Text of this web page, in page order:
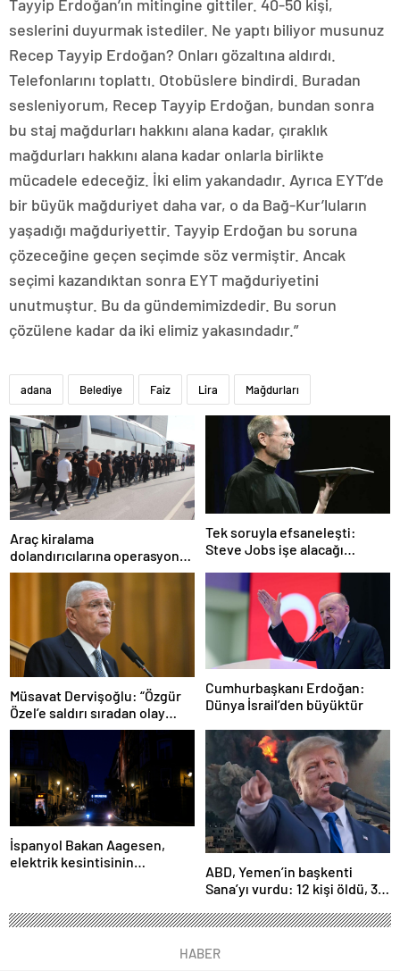
Tayyip Erdoğan’ın mitingine gittiler. 40-50 kişi,
seslerini duyurmak istediler. Ne yaptı biliyor musunuz
Recep Tayyip Erdoğan? Onları gözaltına aldırdı.
Telefonlarını toplattı. Otobüslere bindirdi. Buradan
sesleniyorum, Recep Tayyip Erdoğan, bundan sonra
bu staj mağdurları hakkını alana kadar, çıraklık
mağdurları hakkını alana kadar onlarla birlikte
mücadele edeceğiz. İki elim yakandadır. Ayrıca EYT’de
bir büyük mağduriyet daha var, o da Bağ-Kur’luların
yaşadığı mağduriyettir. Tayyip Erdoğan bu soruna
çözeceğine geçen seçimde söz vermiştir. Ancak
seçimi kazandıktan sonra EYT mağduriyetini
unutmuştur. Bu da gündemimizdedir. Bu sorun
çözülene kadar da iki elimiz yakasındadır.”
adana Belediye Faiz Lira Mağdurları
Araç kiralama
dolandırıcılarına operasyon:
101 gözaltı
Tek soruyla efsaneleşti:
Steve Jobs işe alacağı
seçiyordu!
Müsavat Dervişoğlu: “Özgür
Özel’e saldırı sıradan olay
değil”
Cumhurbaşkanı Erdoğan:
Dünya İsrail’den büyüktür
İspanyol Bakan Aagesen,
elektrik kesintisinin
ABD, Yemen’in başkenti
Sana’yı vurdu: 12 kişi öldü, 30
HABER